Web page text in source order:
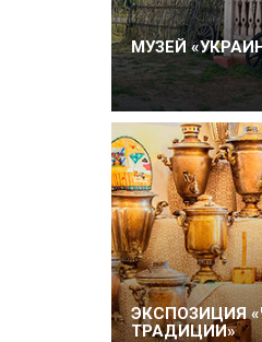
МУЗЕЙ
ЭКСПОЗИЦИЯ
ТРАДИЦИИ»